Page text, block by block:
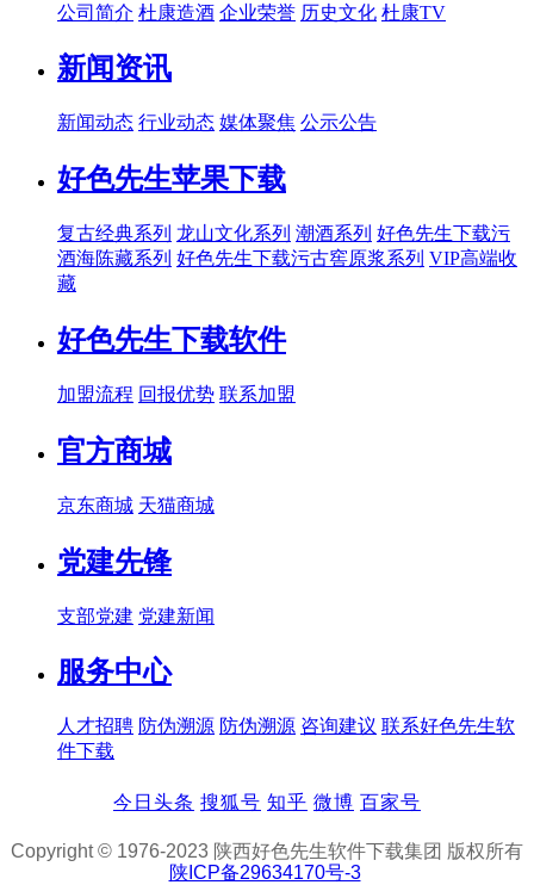
公司简介 杜康造酒 企业荣誉 历史文化 杜康TV
新闻资讯
新闻动态 行业动态 媒体聚焦 公示公告
好色先生苹果下载
复古经典系列 龙山文化系列 潮酒系列 好色先生下载污
酒海陈藏系列 好色先生下载污古窖原浆系列 VIP高端收
藏
好色先生下载软件
加盟流程 回报优势 联系加盟
官方商城
京东商城 天猫商城
党建先锋
支部党建 党建新闻
服务中心
人才招聘 防伪溯源 防伪溯源 咨询建议 联系好色先生软
件下载
今日头条 搜狐号 知乎 微博 百家号
Copyright © 1976-2023 陕西好色先生软件下载集团 版权所有
陕ICP备29634170号-3